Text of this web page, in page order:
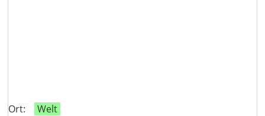
Ort:
Welt